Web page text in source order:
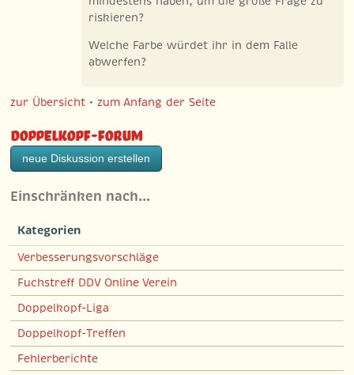
riskieren?
Welche Farbe würdet ihr in dem Falle
abwerfen?
zur Übersicht •zum Anfang der Seite
Doppelkopf-Forum
neue Diskussion erstellen
Einschränken nach…
Kategorien
Verbesserungsvorschläge
Fuchstreff DDV Online Verein
Doppelkopf-Liga
Doppelkopf-Treffen
Fehlerberichte